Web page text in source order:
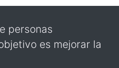
personas
es mejorar la